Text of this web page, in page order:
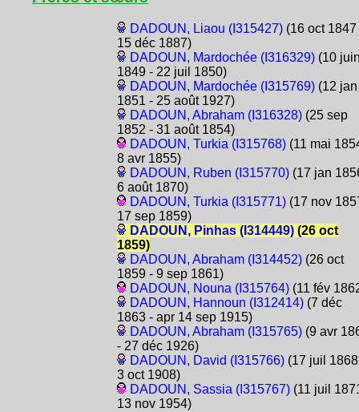
DADOUN, Liaou (I315427)(16 oct 1847
15 déc 1887)
DADOUN, Mardochée (I316329)(10
1849 - 22 juil 1850)
DADOUN, Mardochée (I315769)(12 jan
1851 - 25 août 1927)
DADOUN, Abraham (I316328)(25 sep
1852 - 31 août 1854)
DADOUN, Turkia (I315768)(11 mai
8 avr 1855)
DADOUN, Ruben (I315770)(17 jan
6 août 1870)
DADOUN, Turkia (I315771)(17 nov
17 sep 1859)
DADOUN, Pinhas (I314449)(26 oct
1859)
DADOUN, Abraham (I314452)(26 oct
1859 - 9 sep 1861)
DADOUN, Nouna (I315764)(11 fév
DADOUN, Hannoun (I312414)(7 déc
1863 - apr 14 sep 1915)
DADOUN, Abraham (I315765)(9 avr
- 27 déc 1926)
DADOUN, David (I315766)(17 juil
3 oct 1908)
DADOUN, Sassia (I315767)(11 juil
13 nov 1954)